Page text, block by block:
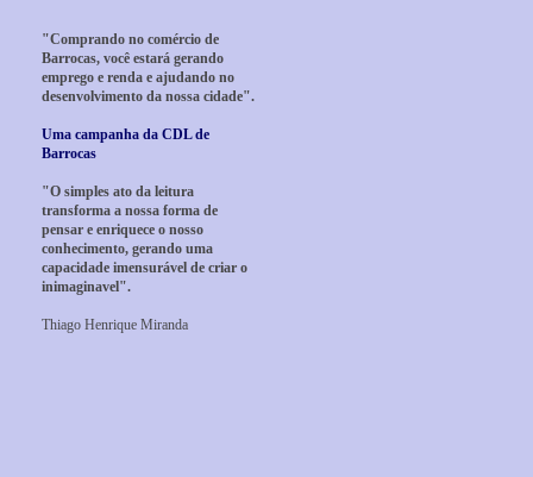
"Comprando no comércio de
Barrocas, você estará gerando
emprego e renda e ajudando no
desenvolvimento da nossa cidade".
Uma campanha da CDL de
Barrocas
"O simples ato da leitura
transforma a nossa forma de
pensar e enriquece o nosso
conhecimento, gerando uma
capacidade imensurável de criar o
inimaginavel".
Thiago Henrique Miranda